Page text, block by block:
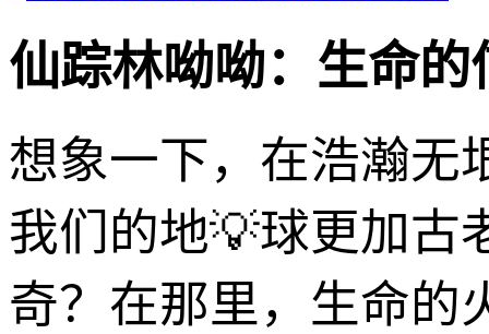
仙踪林呦呦：生命
想象一下，在浩瀚无
我们的地💡球更加古
奇？在那里，生命的